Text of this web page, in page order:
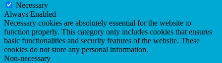
Necessary
Always Enabled
Necessary cookies are absolutely essential for the website to
function properly. This category only includes cookies that ensures
basic functionalities and security features of the website. These
cookies do not store any personal information.
Non-necessary